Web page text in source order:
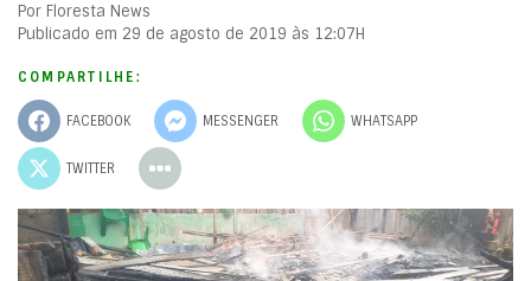
Por Floresta News
Publicado em 29 de agosto de 2019 às 12:07H
COMPARTILHE:
FACEBOOK MESSENGER WHATSAPP
TWITTER